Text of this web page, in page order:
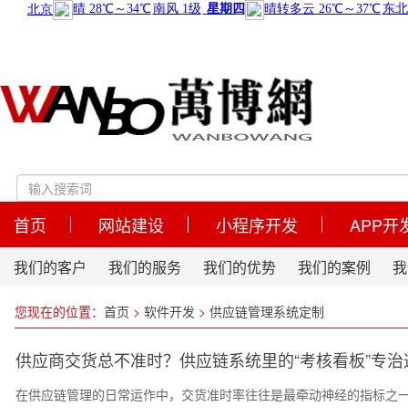
首页 网站建设 小程序开发 APP开
我们的客户 我们的服务 我们的优势 我们的案例
您现在的位置： 首页 > 软件开发 > 供应链管理系统定制
供应商交货总不准时？供应链系统里的“考核看板”专
在供应链管理的日常运作中，交货准时率往往是最牵动神经的指标